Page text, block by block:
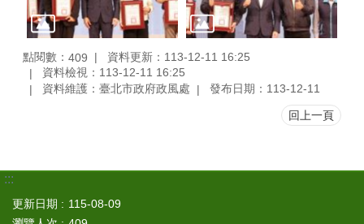
點閱數： 409
資料更新：113-12-11 16:25
資料檢視：113-12-11 16:25
資料維護：臺北市政府政風處
發布日期：113-12-11
回上一頁
:::
更新日期
115-08-09